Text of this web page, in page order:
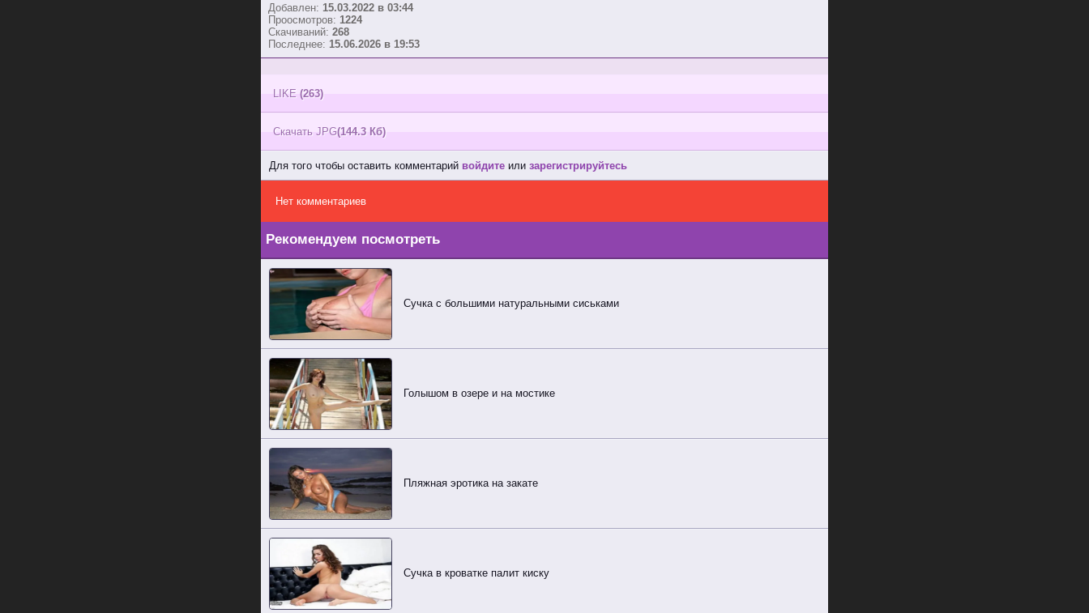
Добавлен: 15.03.2022 в 03:44
Проосмотров: 1224
Скачиваний: 268
Последнее: 15.06.2026 в 19:53
LIKE (263)
Скачать JPG(144.3 Кб)
Для того чтобы оставить комментарий войдите или зарегистрируйтесь
Нет комментариев
Рекомендуем посмотреть
Сучка с большими натуральными сиськами
Голышом в озере и на мостике
Пляжная эротика на закате
Сучка в кроватке палит киску